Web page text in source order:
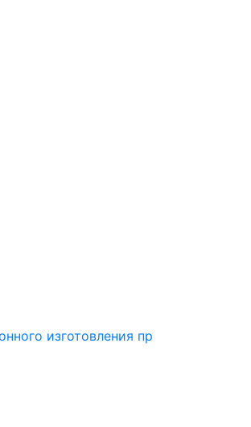
изготовления пр